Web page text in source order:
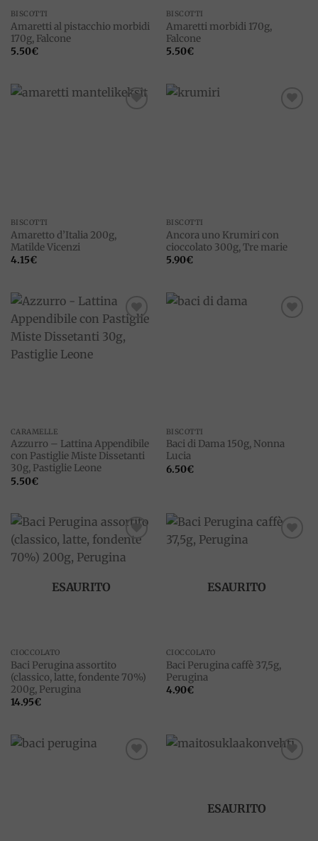
BISCOTTI
Amaretti al pistacchio morbidi
170g, Falcone
5.50€
BISCOTTI
Amaretti morbidi 170g,
Falcone
5.50€
BISCOTTI
Amaretto d’Italia 200g,
Matilde Vicenzi
4.15€
BISCOTTI
Ancora uno Krumiri con
cioccolato 300g, Tre marie
5.90€
Add to
wishlist
CARAMELLE
Azzurro – Lattina Appendibile
con Pastiglie Miste Dissetanti
30g, Pastiglie Leone
5.50€
BISCOTTI
Baci di Dama 150g, Nonna
Lucia
6.50€
wishlist
ESAURITO
CIOCCOLATO
Baci Perugina assortito
(classico, latte, fondente 70%)
200g, Perugina
14.95€
ESAURITO
CIOCCOLATO
Baci Perugina caffè 37,5g,
Perugina
4.90€
ESAURITO